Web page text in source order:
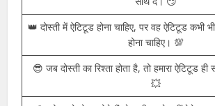
Download
😎 दोस्ती मेरी ताकत है, जो मुझे कभी भी अकेला
💥 दोस्त वो नहीं जो तुम्हारे साथ हमेशा रहे, दोस्त वो है
साथ दे। 😏